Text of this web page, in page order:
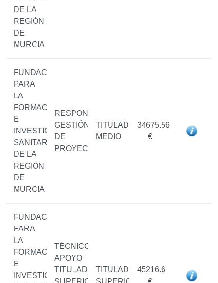
DE LA
REGIÓN
DE
MURCIA
FUNDACIÓN
PARA
LA
FORMACIÓN
E
INVESTIGACIÓN
SANITARIAS
DE LA
REGIÓN
DE
MURCIA
RESPONSABLE
GESTIÓN
DE
PROYECTOS
TITULADO/A
MEDIO
34675.56
€
FUNDACIÓN
PARA
LA
FORMACIÓN
E
INVESTIGACIÓN
TÉCNICO/A
APOYO
TITULADO/A
SUPERIOR
TITULADO/A
SUPERIOR
45216.6
€